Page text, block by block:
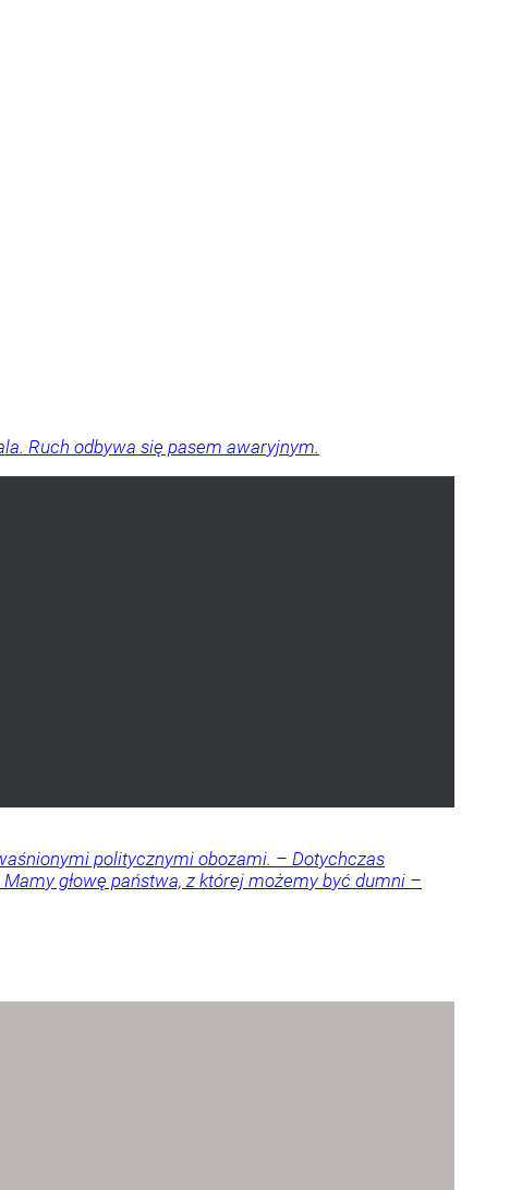
Ruch odbywa się pasem awaryjnym.
politycznymi obozami. – Dotychczas
głowę państwa, z której możemy być dumni –